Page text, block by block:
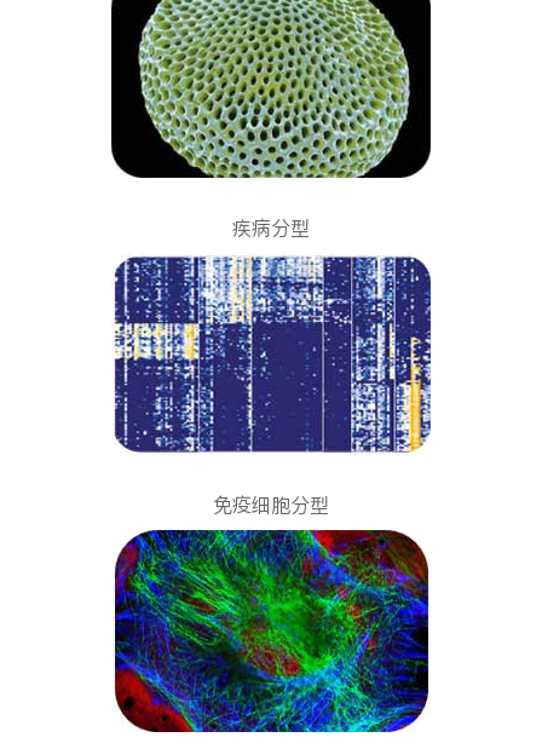
疾病分型
免疫细胞分型